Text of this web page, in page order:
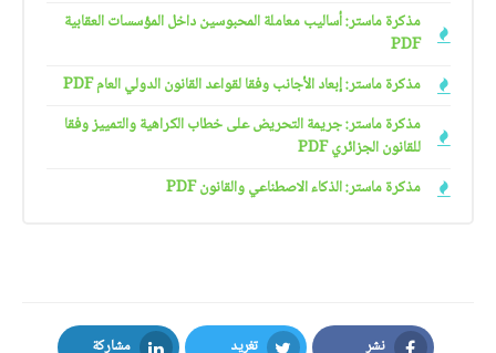
مذكرة ماستر: أساليب معاملة المحبوسين داخل المؤسسات العقابية
PDF
مذكرة ماستر: إبعاد الأجانب وفقا لقواعد القانون الدولي العام PDF
مذكرة ماستر: جريمة التحريض على خطاب الكراهية والتمييز وفقا
للقانون الجزائري PDF
مذكرة ماستر: الذكاء الاصطناعي والقانون PDF
نشر تغريد مشاركة